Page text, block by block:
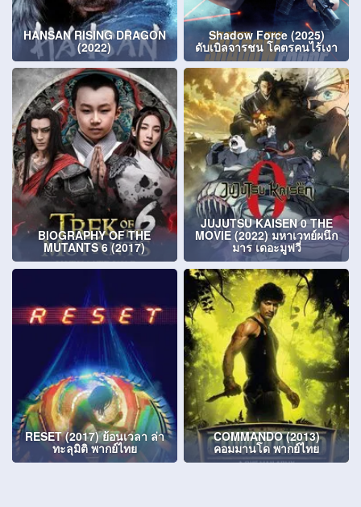
HANSAN RISING DRAGON
(2022)
Shadow Force (2025)
ดับเบิลจารชน โคตรคนไร้เงา
BIOGRAPHY OF THE
MUTANTS 6 (2017)
JUJUTSU KAISEN 0 THE
MOVIE (2022) มหาเวทย์ผนึก
มาร เดอะมูฟวี่
RESET (2017) ย้อนเวลา ล่า
ทะลุมิติ พากย์ไทย
COMMANDO (2013)
คอมมานโด พากย์ไทย